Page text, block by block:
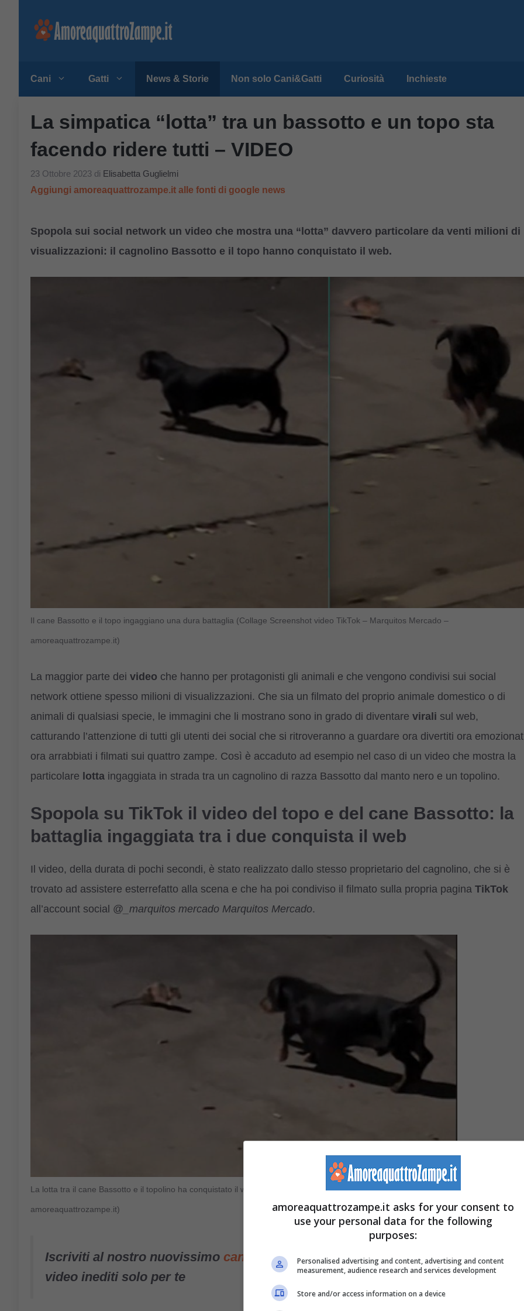
Cani Gatti News & Storie Non solo Cani&Gatti Curiosità Inchieste
La simpatica “lotta” tra un bassotto e un topo sta
facendo ridere tutti – VIDEO
23 Ottobre 2023 di Elisabetta Guglielmi
Aggiungi amoreaquattrozampe.it alle fonti di google news
Spopola sui social network un video che mostra una “lotta” davvero particolare da venti milioni di
visualizzazioni: il cagnolino Bassotto e il topo hanno conquistato il web.
Il cane Bassotto e il topo ingaggiano una dura battaglia (Collage Screenshot video TikTok – Marquitos Mercado –
amoreaquattrozampe.it)
La maggior parte dei video che hanno per protagonisti gli animali e che vengono condivisi sui social
network ottiene spesso milioni di visualizzazioni. Che sia un filmato del proprio animale domestico o di
animali di qualsiasi specie, le immagini che li mostrano sono in grado di diventare virali sul web,
catturando l’attenzione di tutti gli utenti dei social che si ritroveranno a guardare ora divertiti ora
ora arrabbiati i filmati sui quattro zampe. Così è accaduto ad esempio nel caso di un video che mostra la
particolare lotta ingaggiata in strada tra un cagnolino di razza Bassotto dal manto nero e un topolino.
Spopola su TikTok il video del topo e del cane Bassotto: la
battaglia ingaggiata tra i due conquista il web
Il video, della durata di pochi secondi, è stato realizzato dallo stesso proprietario del cagnolino, che si è
trovato ad assistere esterrefatto alla scena e che ha poi condiviso il filmato sulla propria pagina TikTok
all’account social @ _marquitos mercado Marquitos Mercado.
La lotta tra il cane Bassotto e il topolino ha conquistato il web (Screenshot video TikTok – Marquitos Mercado –
amoreaquattrozampe.it)
Iscriviti al nostro nuovissimo canale WHATSAPPe ricevi ogni giorno storie e
video inediti solo per te
amoreaquattrozampe.it asks for your consent to
use your personal data for the following
purposes:
Personalised advertising and content, advertising and content
measurement, audience research and services development
Store and/or access information on a device